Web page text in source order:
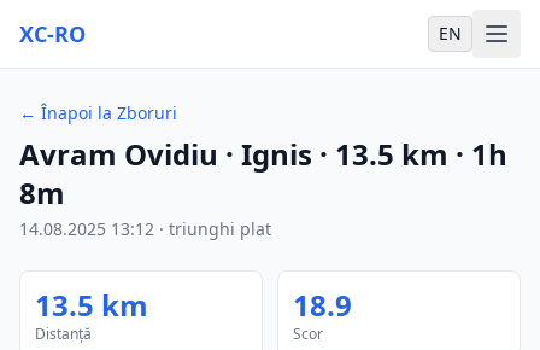
XC-RO EN
← Înapoi la Zboruri
Avram Ovidiu · Ignis · 13.5 km · 1h
8m
14.08.2025 13:12 · triunghi plat
13.5 km
Distanță
18.9
Scor